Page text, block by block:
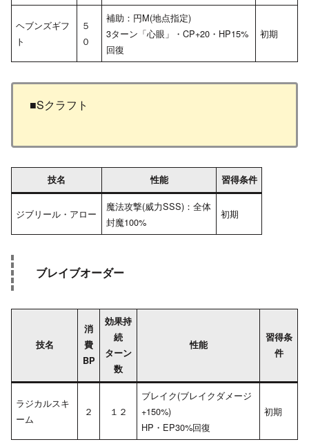
ヘブンズギフ
ト
５
０
補助：円M(地点指定)
3ターン「心眼」・CP+20・HP15%
回復
初期
■Sクラフト
技名 性能 習得条件
ジブリール・アロー
魔法攻撃(威力SSS)：全体
封魔100%
初期
ブレイブオーダー
技名
消
費
BP
効果持
続
ターン
数
性能
習得条
件
ラジカルスキ
ーム
２ １２
ブレイク(ブレイクダメージ
+150%)
HP・EP30%回復
初期